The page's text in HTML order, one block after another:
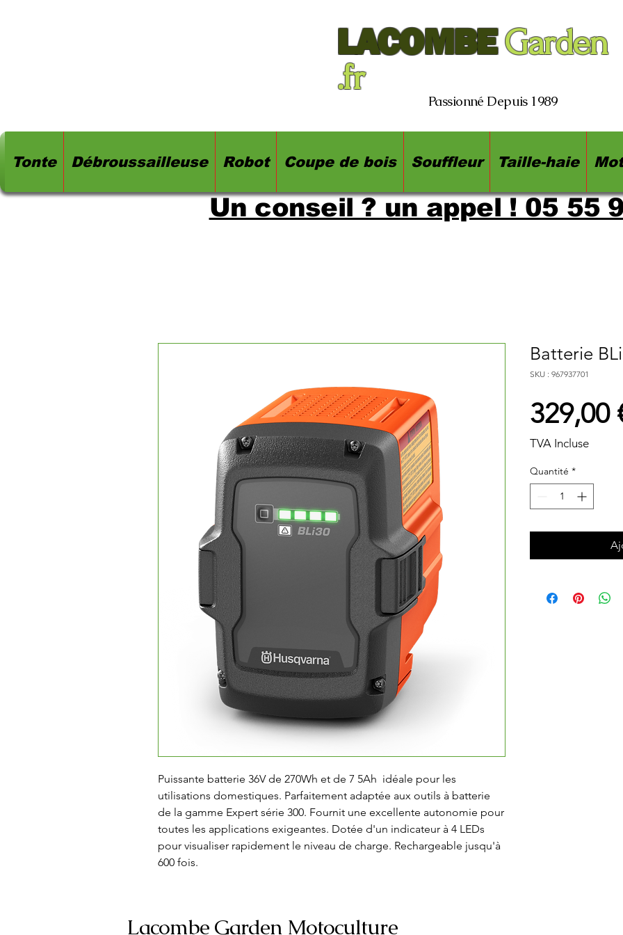
LACOMBE Garden
.fr
Passionné Depuis 1989
Tonte Débroussailleuse Robot Coupe de bois Souffleur Taille-haie
Un conseil ? un appel ! 05 55
Puissante batterie 36V de 270Wh et de 7 5Ah  idéale pour les
utilisations domestiques. Parfaitement adaptée aux outils à batterie
de la gamme Expert série 300. Fournit une excellente autonomie pour
toutes les applications exigeantes. Dotée d'un indicateur à 4 LEDs
pour visualiser rapidement le niveau de charge. Rechargeable jusqu'à
600 fois.
Batterie
SKU : 967937701
329,00
TVA Incluse
Quantité *
Lacombe Garden Motoculture